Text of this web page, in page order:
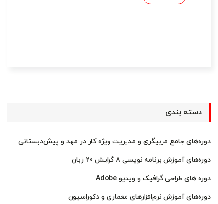
دسته بندی
دوره‌های جامع مربیگری و مدیریت ویژه کار در مهد و پیش‌دبستانی
دوره‌های آموزش برنامه نویسی 8 گرایش 20 زبان
دوره های طراحی گرافیک و ویدیو Adobe
دوره‌های آموزش نرم‌افزارهای معماری و دکوراسیون